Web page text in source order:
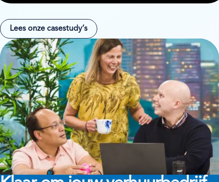
Lees onze casestudy’s